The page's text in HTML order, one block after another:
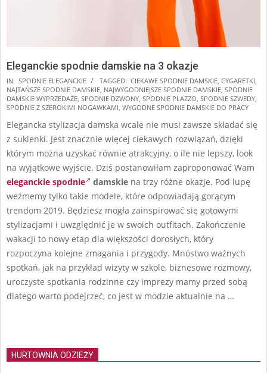
Eleganckie spodnie damskie na 3 okazje
2025-
08-
16
IN: SPODNIE ELEGANCKIE TAGGED: CIEKAWE SPODNIE DAMSKIE CYGARETKI
NAJTAŃSZE SPODNIE DAMSKIE NAJWYGODNIEJSZE SPODNIE DAMSKIE SPODNIE
DAMSKIE WYPRZEDAŻE SPODNIE DZWONY SPODNIE PLAZZO SPODNIE SZWEDY
SPODNIE Z SZEROKIMI NOGAWKAMI WYGODNE SPODNIE DAMSKIE DO PRACY
Elegancka stylizacja damska wcale nie musi zawsze składać się
z sukienki. Jest znacznie więcej ciekawych rozwiązań, dzięki
którym można uzyskać równie atrakcyjny, o ile nie lepszy, look
na wyjątkowe wyjście. Dziś postanowiłam zaproponować Wam
eleganckie spodnie
damskie na trzy różne okazje. Pod lupę
weźmemy tylko takie modele, które odpowiadają gorącym
trendom 2019. Będziesz mogła zainspirować się gotowymi
stylizacjami i uwzględnić je w swoich outfitach. Zakończenie
wakacji to nowy etap dla większości dorosłych, który
rozpoczyna kolejne zmagania i przygody. Mnóstwo ważnych
spotkań, jak na przykład wizyty w szkole, biznesowe rozmowy,
uroczyste spotkania rodzinne czy imprezy mamy przed sobą
dlatego warto podejrzeć, co jest w modzie aktualnie na …
HURTOWNIA ODZIEŻY